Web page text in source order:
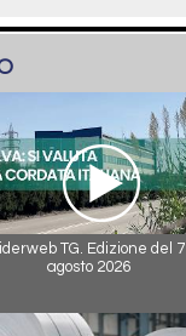
TG. Edizione del 7
agosto 2026